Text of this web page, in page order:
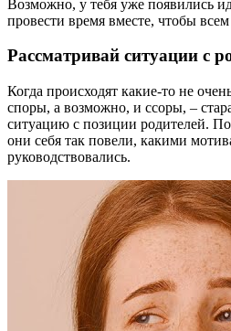
Возможно, у тебя уже появились
провести время вместе, чтобы
Рассматривай ситуации с
Когда происходят какие-то не
споры, а возможно, и ссоры, –
ситуацию с позиции родителей.
они себя так повели, какими
руководствовались.